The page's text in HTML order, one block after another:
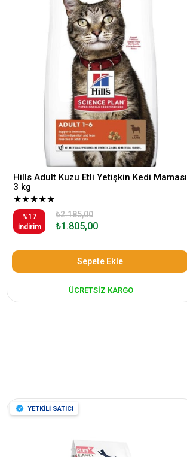
Hills Adult Kuzu Etli Yetişkin Kedi Maması
3 kg
★★★★★
%17
İndirim
₺1.805,00
₺2.185,00
Sepete Ekle
ÜCRETSIZ KARGO
YETKİLİ SATICI